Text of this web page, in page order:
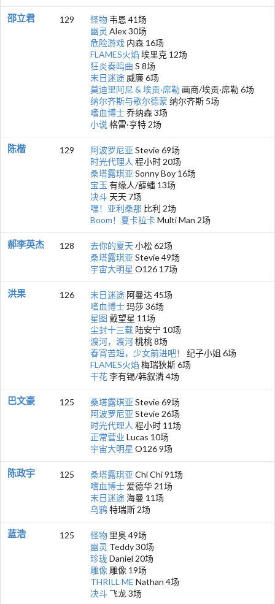
邵立君 129 怪物 韦恩 41场
幽灵 Alex 30场
危险游戏 内森 16场
FLAMES火焰 埃里克 12场
狂炎奏鸣曲 S 8场
末日迷途 威廉 6场
莫迪里阿尼 & 埃贡·席勒 画商/埃贡·席勒 6场
纳尔齐斯与歌尔德蒙纳尔齐斯 5场
嗜血博士乔纳森 3场
小说 格雷·亨特 2场
陈楷 129 阿波罗尼亚 Stevie 69场
时光代理人 程小时 20场
桑塔露琪亚 Sonny Boy 16场
宝玉 有缘人/薛蟠 13场
决斗 天天 7场
嘿！亚利桑那 比利 2场
Boom！夏卡拉卡Multi Man 2场
郝李英杰 128 去你的夏天 小松 62场
桑塔露琪亚 Stevie 49场
宇宙大明星 O126 17场
洪果 126 末日迷途 阿曼达 45场
嗜血博士玛莎 36场
星图 戴望星 11场
尘封十三载 陆安宁 10场
渡河，渡河桃桃 8场
春宵苦短，少女前进吧！
纪子小姐 6场
FLAMES火焰 梅瑞狄斯 6场
干花李有锡/韩叙潾 4场
巴文豪 125 桑塔露琪亚 Stevie 69场
阿波罗尼亚 Stevie 26场
时光代理人 程小时 11场
正常营业 Lucas 10场
宇宙大明星 O126 9场
陈政宇 125 桑塔露琪亚 Chi Chi 91场
嗜血博士 爱德华 21场
末日迷途海曼 11场
乌鸦特瑞斯 2场
蓝浩 125 怪物 里奥 49场
幽灵 Teddy 30场
珍珑Daniel 20场
雕像 雕像 19场
THRILL ME Nathan 4场
决斗 飞龙 3场